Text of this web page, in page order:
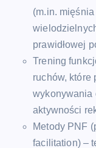
(m.in.
prawidłowej
Trening
ruchów, które
wykonywania
aktywności
Metody PNF
facilitation) –